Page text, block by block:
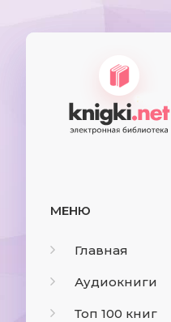
МЕНЮ
Главная
Аудиокниги
Топ 100 книг